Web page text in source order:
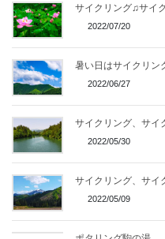
サイクリング♫サイ
2022/07/20
暑い日はサイクリン
2022/06/27
サイクリング、サイ
2022/05/30
サイクリング、サイ
2022/05/09